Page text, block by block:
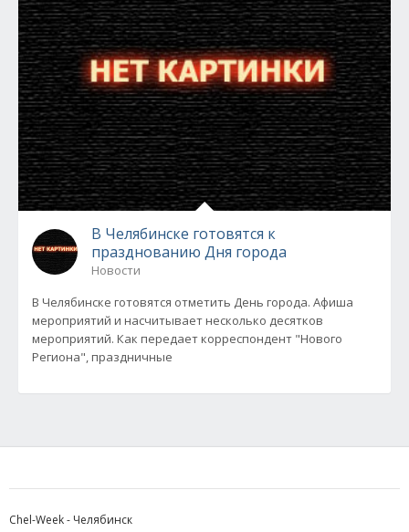
В Челябинске готовятся к
празднованию Дня города
Новости
В Челябинске готовятся отметить День города. Афиша
мероприятий и насчитывает несколько десятков
мероприятий. Как передает корреспондент "Нового
Региона", праздничные
Chel-Week - Челябинск